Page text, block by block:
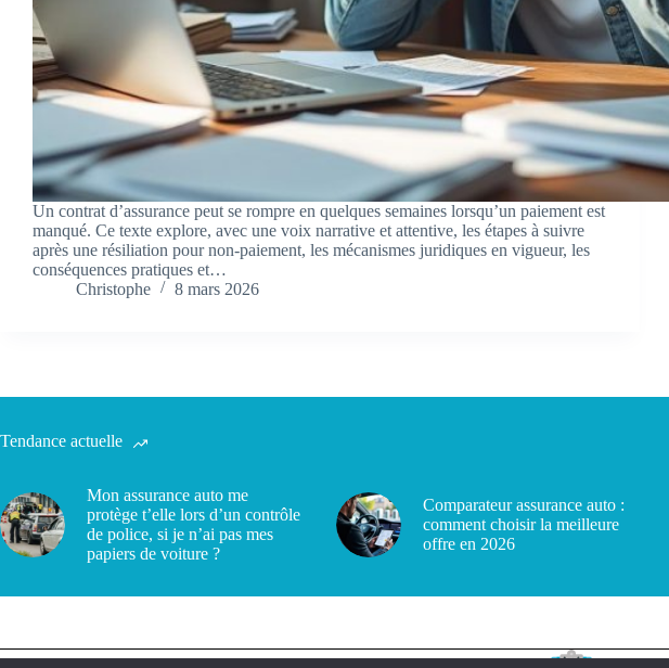
Un contrat d’assurance peut se rompre en quelques semaines lorsqu’un paiement est
manqué. Ce texte explore, avec une voix narrative et attentive, les étapes à suivre
après une résiliation pour non-paiement, les mécanismes juridiques en vigueur, les
conséquences pratiques et…
Christophe
8 mars 2026
Tendance actuelle
Mon assurance auto me
protège t’elle lors d’un contrôle
de police, si je n’ai pas mes
papiers de voiture ?
Comparateur assurance auto :
comment choisir la meilleure
offre en 2026